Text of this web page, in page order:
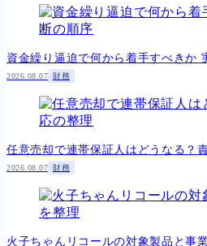
資金繰り逼迫で何から着手すべきか
2026.08.07 財務
任意売却で連帯保証人はどうなる？
2026.08.07 財務
火子ちゃんリコールの対象製品と事